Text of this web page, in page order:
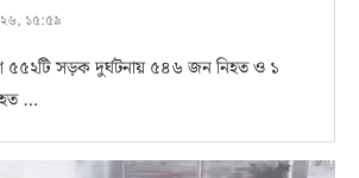
১৫:৫৯
৫৫২টি সড়ক দুর্ঘটনায় ৫৪৬ জন নিহত ও ১
…